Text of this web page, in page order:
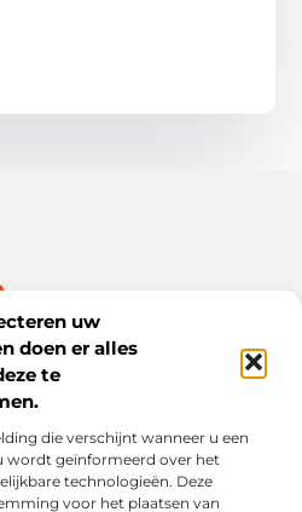
uw
doen er alles
te
die verschijnt wanneer u een
wordt geïnformeerd over het
technologieën. Deze
voor het plaatsen van
met inspiratie en verhalen.
ideeën en waardevolle
Bnontwerp.nl.